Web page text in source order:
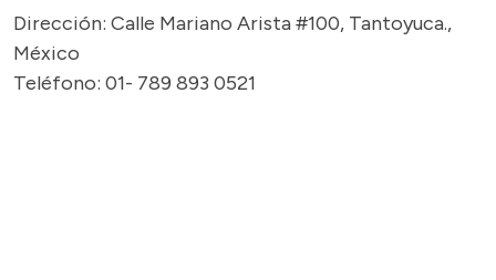
Dirección: Calle Mariano Arista #100, Tantoyuca.,
México
Teléfono: 01- 789 893 0521